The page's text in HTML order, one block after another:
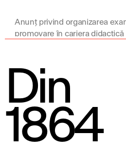
Anunț privind organizarea
promovare în cariera didactică
Din
1864